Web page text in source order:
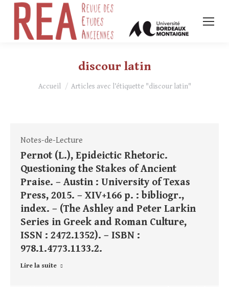
discour latin
Vous êtes ici :
Accueil Articles avec l’étiquette "discour latin"
Notes-de-Lecture
Pernot (L.), Epideictic Rhetoric.
Questioning the Stakes of Ancient
Praise. – Austin : University of Texas
Press, 2015. – XIV+166 p. : bibliogr.,
index. – (The Ashley and Peter Larkin
Series in Greek and Roman Culture,
ISSN : 2472.1352). – ISBN :
978.1.4773.1133.2.
Lire la suite